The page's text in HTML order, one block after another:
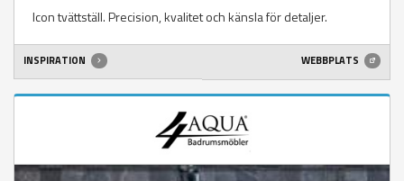
Icon tvättställ. Precision, kvalitet och känsla för detaljer.
INSPIRATION WEBBPLATS